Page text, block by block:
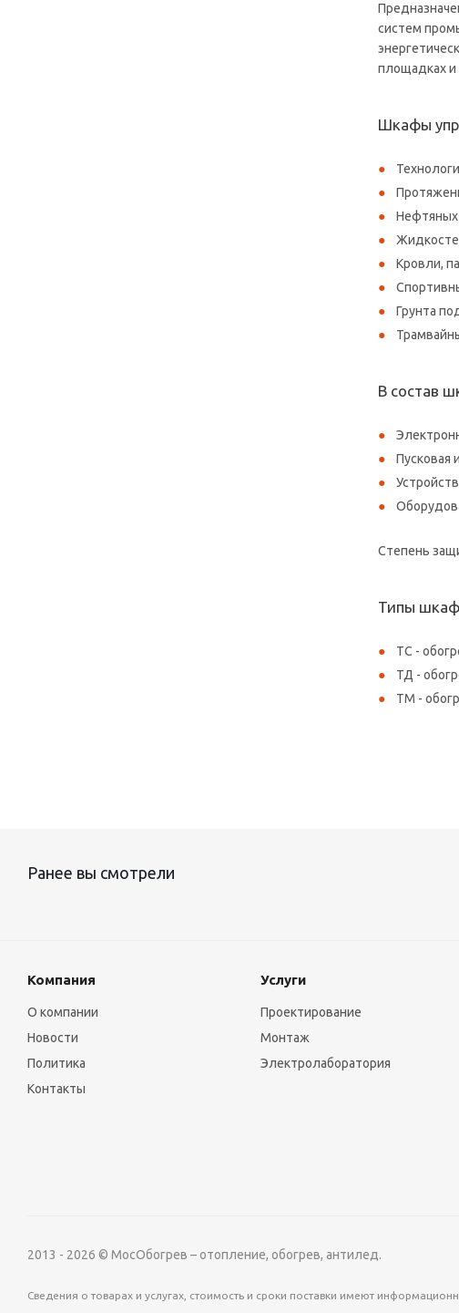
систем
площадках и
Шкафы
Нефтяных
Кровли,
Грунта
В состав
Пусковая
Степень
Типы
ТС -
ТД -
ТМ -
Ранее вы смотрели
Компания
О компании
Новости
Политика
Контакты
Услуги
Проектирование
Монтаж
Электролаборатория
2013 - 2026 © МосОбогрев – отопление, обогрев, антилед.
Сведения о товарах и услугах, стоимость и сроки поставки имеют